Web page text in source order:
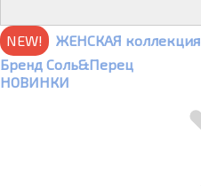
NEW!
ЖЕНСКАЯ коллекция
Бренд Соль&Перец
НОВИНКИ